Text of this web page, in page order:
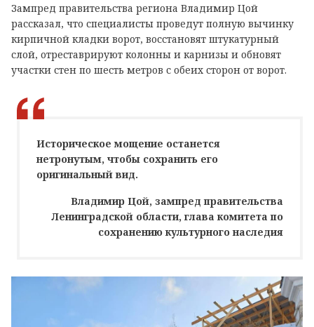
Зампред правительства региона Владимир Цой
рассказал, что специалисты проведут полную вычинку
кирпичной кладки ворот, восстановят штукатурный
слой, отреставрируют колонны и карнизы и обновят
участки стен по шесть метров с обеих сторон от ворот.
Историческое мощение останется
нетронутым, чтобы сохранить его
оригинальный вид.
Владимир Цой, зампред правительства
Ленинградской области, глава комитета по
сохранению культурного наследия